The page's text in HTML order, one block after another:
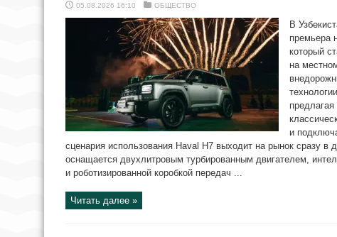
05.08.2026 16:10 ОБЩЕСТВО
В
премьера
который
на
и
сценария использования Haval H7 выходит на рынок сразу в
оснащается двухлитровым турбированным двигателем,
и роботизированной коробкой передач ...
Читать далее »